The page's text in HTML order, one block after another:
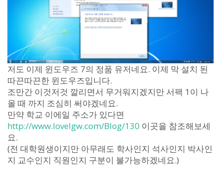
저도 이제 윈도우즈 7의 정품 유저네요. 이제 막 설치 된
따끈따끈한 윈도우즈입니다.
조만간 이것저것 깔리면서 무거워지겠지만 서팩 1이 나
올 때 까지 조심히 써야겠네요.
만약 학교 이에일 주소가 있다면
http://www.lovelgw.com/Blog/130 이곳을 참조해보세
요.
(전 대학원생이지만 아무래도 학사인지 석사인지 박사인
지 교수인지 직원인지 구분이 불가능하겠네요.)